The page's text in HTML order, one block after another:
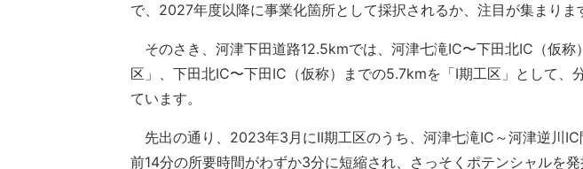
で、2027年度以降に事業化箇所として採択されるか、注目が集まりま
そのさき、河津下田道路12.5kmでは、河津七滝IC〜下田北IC（仮称
区」、下田北IC〜下田IC（仮称）までの5.7kmを「I期工区」として、
ています。
先出の通り、2023年3月にII期工区のうち、河津七滝IC～河津逆川
前14分の所要時間がわずか3分に短縮され、さっそくポテンシャルを発